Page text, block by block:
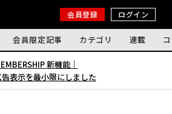
会員登録 ログイン
会員限定記事 カテゴリ 連載
新機能｜
表示を最小限にしました